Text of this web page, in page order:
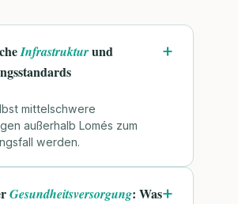
Infrastrukturund
mittelschwere
außerhalb Lomés zum
werden.
Gesundheitsversorgung: Was